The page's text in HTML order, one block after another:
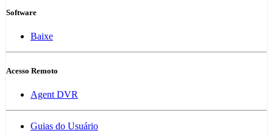
Software
Baixe
Acesso Remoto
Agent DVR
Guias do Usuário